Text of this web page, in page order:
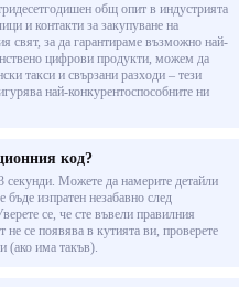
общ опит в индустрията
и контакти за закупуване на
свят, за да гарантираме възможно най-
цифрови продукти, можем да
такси и свързани разходи – тези
най-конкурентоспособните ни
код?
Можете да намерите детайли
изпратен незабавно след
се, че сте въвели правилния
се появява в кутията ви, проверете
(ако има такъв).